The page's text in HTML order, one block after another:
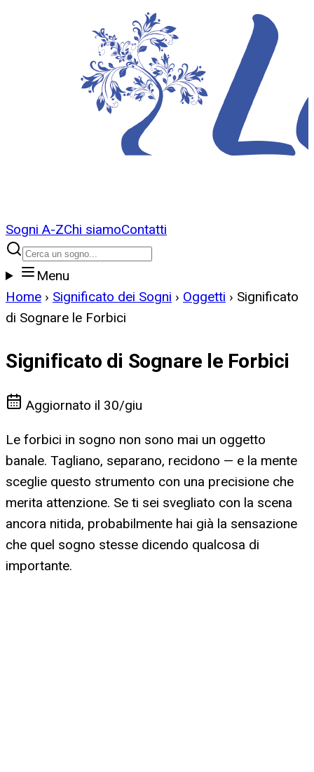
Sogni A-ZChi siamoContatti
Menu
Home › Significato dei Sogni › Oggetti › Significato
di Sognare le Forbici
Significato di Sognare le Forbici
Aggiornato il 30/giu
Le forbici in sogno non sono mai un oggetto
banale. Tagliano, separano, recidono — e la mente
sceglie questo strumento con una precisione che
merita attenzione. Se ti sei svegliato con la scena
ancora nitida, probabilmente hai già la sensazione
che quel sogno stesse dicendo qualcosa di
importante.